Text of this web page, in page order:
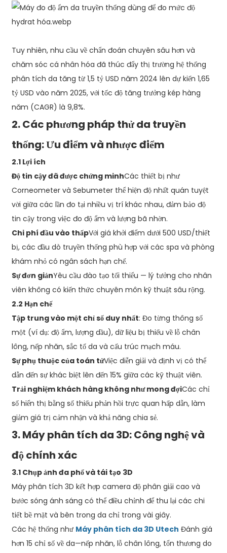
Tuy nhiên, nhu cầu về chẩn đoán chuyên sâu hơn và
chăm sóc cá nhân hóa đã thúc đẩy thị trường hệ thống
phân tích da tăng từ 1,5 tỷ USD năm 2024 lên dự kiến ​​1,65
tỷ USD vào năm 2025, với tốc độ tăng trưởng kép hàng
năm (CAGR) là 9,8%.
2. Các phương pháp thử da truyền
thống: Ưu điểm và nhược điểm
2.1 Lợi ích
Độ tin cậy đã được chứng minhCác thiết bị như
Corneometer và Sebumeter thể hiện độ nhất quán tuyệt
vời giữa các lần đo tại nhiều vị trí khác nhau, đảm bảo độ
tin cậy trong việc đo độ ẩm và lượng bã nhờn.
Chi phí đầu vào thấpVới giá khởi điểm dưới 500 USD/thiết
bị, các đầu dò truyền thống phù hợp với các spa và phòng
khám nhỏ có ngân sách hạn chế.
Sự đơn giảnYêu cầu đào tạo tối thiểu — lý tưởng cho nhân
viên không có kiến ​​thức chuyên môn kỹ thuật sâu rộng.
2.2 Hạn chế
Tập trung vào một chỉ số duy nhất: Đo từng thông số
một (ví dụ: độ ẩm, lượng dầu), dữ liệu bị thiếu về lỗ chân
lông, nếp nhăn, sắc tố da và cấu trúc mạch máu.
Sự phụ thuộc của toán tửViệc diễn giải và định vị có thể
dẫn đến sự khác biệt lên đến 15% giữa các kỹ thuật viên.
Trải nghiệm khách hàng không như mong đợiCác chỉ
số hiển thị bằng số thiếu phản hồi trực quan hấp dẫn, làm
giảm giá trị cảm nhận và khả năng chia sẻ.
3. Máy phân tích da 3D: Công nghệ và
độ chính xác
3.1 Chụp ảnh đa phổ và tái tạo 3D
Máy phân tích 3D kết hợp camera độ phân giải cao và
bước sóng ánh sáng có thể điều chỉnh để thu lại các chi
tiết bề mặt và bên trong da chỉ trong vài giây.
Các hệ thống như Máy phân tích da 3D Utech Đánh giá
hơn 15 chỉ số về da—nếp nhăn, lỗ chân lông, tổn thương do